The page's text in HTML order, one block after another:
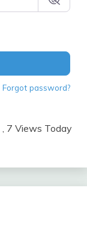
Forgot password?
, 7 Views Today